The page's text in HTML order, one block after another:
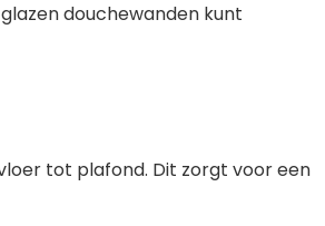
douchewanden kunt
tot plafond. Dit zorgt voor een